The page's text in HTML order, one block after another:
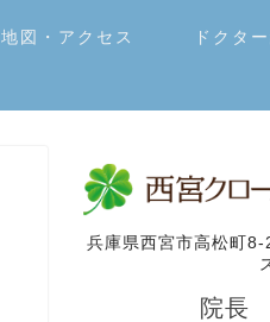
地図・アクセス ドクタ
兵庫県西宮市高松町
院長